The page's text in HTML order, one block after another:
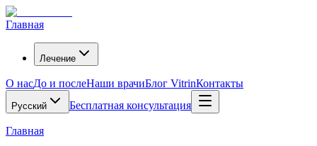
Главная
Лечение
О насДо и послеНаши врачиБлог VitrinКонтакты
Русский Бесплатная консультация
Главная